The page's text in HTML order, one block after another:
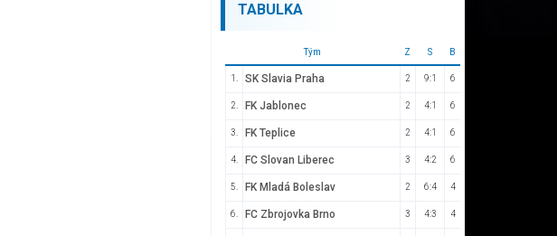
TABULKA
Tým Z S B
1. SK Slavia Praha 2 9:1 6
2. FK Jablonec 2 4:1 6
3. FK Teplice 2 4:1 6
4. FC Slovan Liberec 3 4:2 6
5. FK Mladá Boleslav 2 6:4 4
6. FC Zbrojovka Brno 3 4:3 4